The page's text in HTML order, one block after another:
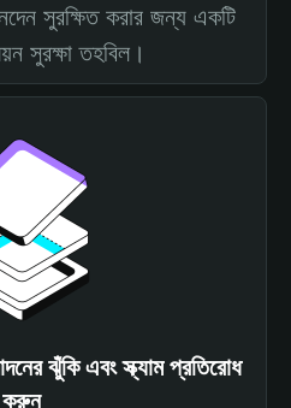
সুরক্ষিত করার জন্য একটি
সুরক্ষা তহবিল।
ঝুঁকি এবং স্ক্যাম প্রতিরোধ
করুন